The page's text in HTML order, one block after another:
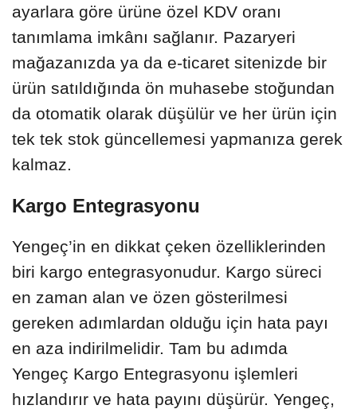
ayarlara göre ürüne özel KDV oranı
tanımlama imkânı sağlanır. Pazaryeri
mağazanızda ya da e-ticaret sitenizde bir
ürün satıldığında ön muhasebe stoğundan
da otomatik olarak düşülür ve her ürün için
tek tek stok güncellemesi yapmanıza gerek
kalmaz.
Kargo Entegrasyonu
Yengeç’in en dikkat çeken özelliklerinden
biri kargo entegrasyonudur. Kargo süreci
en zaman alan ve özen gösterilmesi
gereken adımlardan olduğu için hata payı
en aza indirilmelidir. Tam bu adımda
Yengeç Kargo Entegrasyonu işlemleri
hızlandırır ve hata payını düşürür. Yengeç,